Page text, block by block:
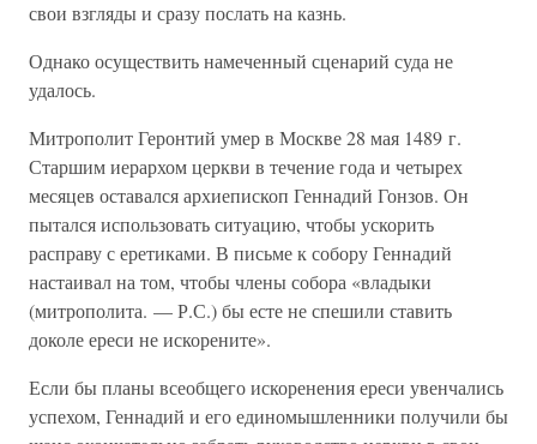
свои взгляды и сразу послать на казнь.
Однако осуществить намеченный сценарий суда не
удалось.
Митрополит Геронтий умер в Москве 28 мая 1489 г.
Старшим иерархом церкви в течение года и четырех
месяцев оставался архиепископ Геннадий Гонзов. Он
пытался использовать ситуацию, чтобы ускорить
расправу с еретиками. В письме к собору Геннадий
настаивал на том, чтобы члены собора «владыки
(митрополита. — Р.С.) бы есте не спешили ставить
доколе ереси не искорените».
Если бы планы всеобщего искоренения ереси увенчались
успехом, Геннадий и его единомышленники получили бы